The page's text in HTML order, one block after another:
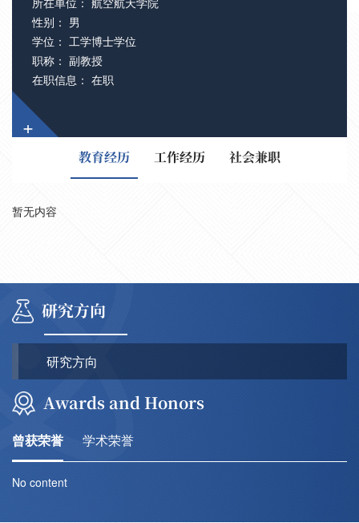
性别： 男
学位： 工学博士学位
职称： 副教授
在职信息： 在职
+
教育经历 工作经历 社会兼职
暂无内容
研究方向
研究方向
Awards and Honors
曾获荣誉 学术荣誉
No content